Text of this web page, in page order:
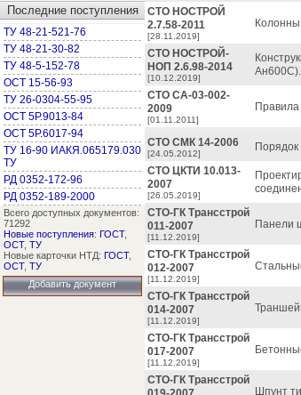
Последние поступления
ТУ 48-21-521-76
ТУ 48-21-30-82
ТУ 48-5-152-78
ОСТ 15-56-93
ТУ 26-0304-55-95
ОСТ 5Р.9013-84
ОСТ 5Р.6017-94
ТУ 16-90 ИАКЯ.065179.030
ТУ
РД 0352-172-96
РД 0352-189-2000
Всего доступных документов:
71292
Новые поступления: ГОСТ,
ОСТ, ТУ
Новые карточки НТД: ГОСТ,
ОСТ, ТУ
Добавить документ
СТО НОСТРОЙ
2.7.58-2011
[28.11.2019]
СТО НОСТРОЙ-
НОП 2.6.98-2014
[10.12.2019]
Ан600С).
СТО СА-03-002-
2009
[01.11.2011]
Правила
СТО СМК 14-2006
[24.05.2012]
СТО ЦКТИ 10.013-
2007
[26.05.2019]
СТО-ГК Трансстрой
011-2007
[11.12.2019]
Панели
СТО-ГК Трансстрой
012-2007
[11.12.2019]
СТО-ГК Трансстрой
014-2007
[11.12.2019]
СТО-ГК Трансстрой
017-2007
[11.12.2019]
СТО-ГК Трансстрой
Шпунт